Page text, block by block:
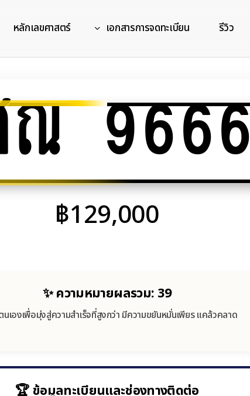
หลักเลขศาสตร์ เอกสารการจดทะเบียน รีวิว
9666
฿129,000
✨ ความหมายผลรวม: 39
เองเพื่อมุ่งสู่ความสำเร็จที่สูงกว่า มีความขยันหมั่นเพียร แคล้วคลาด
🏆 ข้อมูลทะเบียนและช่องทางติดต่อ